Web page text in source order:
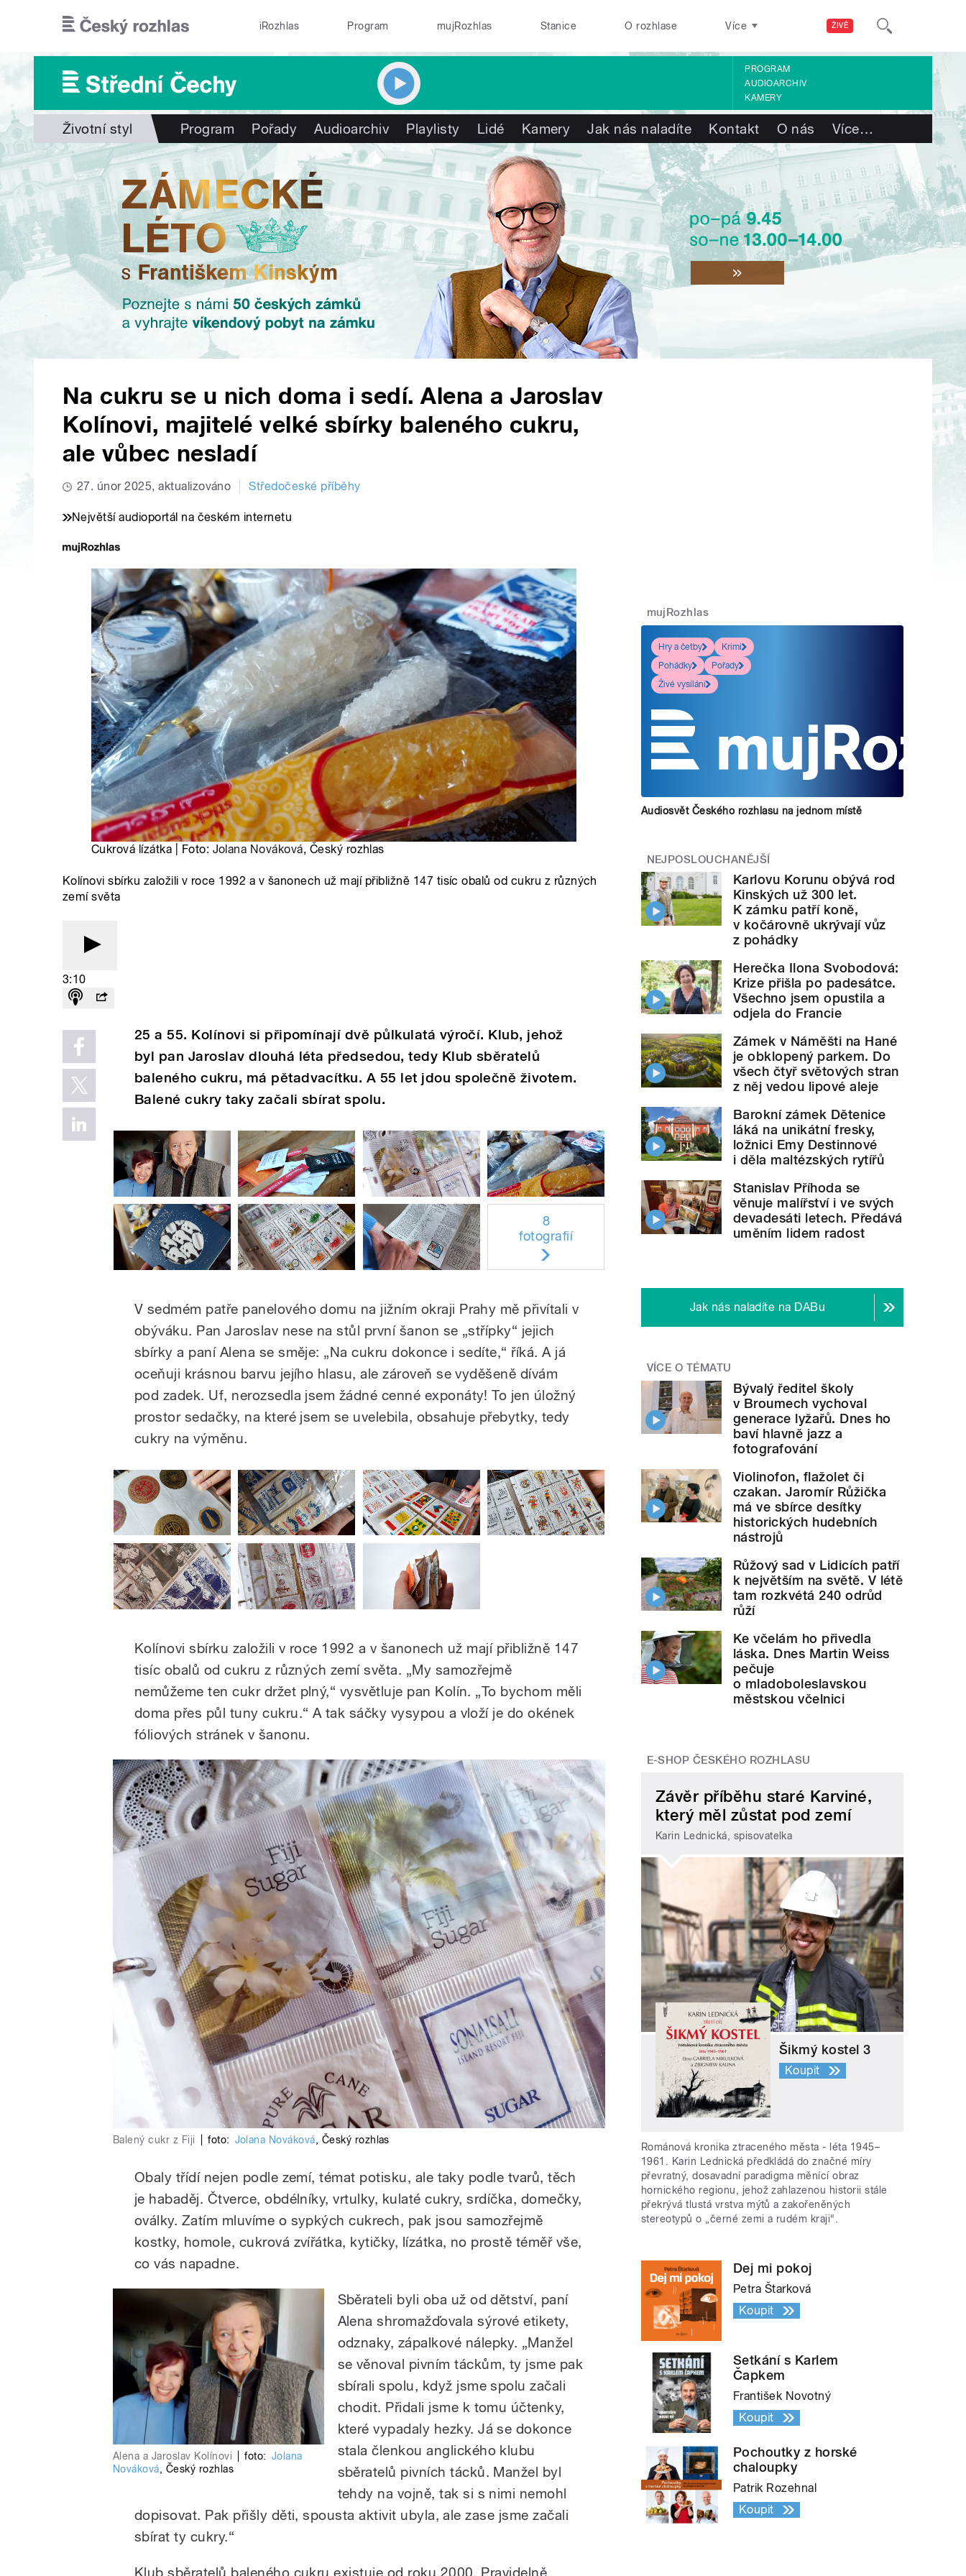
ŽIVĚ
iRozhlas Program mujRozhlas Stanice O rozhlase Více
PROGRAM
AUDIOARCHIV
KAMERY
Životní styl Program Pořady Audioarchiv Playlisty Lidé Kamery Jak nás naladíte Kontakt O nás Více…
Na cukru se u nich doma i sedí. Alena a Jaroslav
Kolínovi, majitelé velké sbírky baleného cukru,
ale vůbec nesladí
27. únor 2025, aktualizováno Středočeské příběhy
Největší audioportál na českém internetu
Cukrová lízátka | Foto: Jolana Nováková, Český rozhlas
Kolínovi sbírku založili v roce 1992 a v šanonech už mají přibližně 147 tisíc obalů od cukru z různých
zemí světa
3:10
25 a 55. Kolínovi si připomínají dvě půlkulatá výročí. Klub, jehož
byl pan Jaroslav dlouhá léta předsedou, tedy Klub sběratelů
baleného cukru, má pětadvacítku. A 55 let jdou společně životem.
Balené cukry taky začali sbírat spolu.
8
fotografií
V sedmém patře panelového domu na jižním okraji Prahy mě přivítali v
obýváku. Pan Jaroslav nese na stůl první šanon se „střípky“ jejich
sbírky a paní Alena se směje: „Na cukru dokonce i sedíte,“ říká. A já
oceňuji krásnou barvu jejího hlasu, ale zároveň se vyděšeně dívám
pod zadek. Uf, nerozsedla jsem žádné cenné exponáty! To jen úložný
prostor sedačky, na které jsem se uvelebila, obsahuje přebytky, tedy
cukry na výměnu.
Kolínovi sbírku založili v roce 1992 a v šanonech už mají přibližně 147
tisíc obalů od cukru z různých zemí světa. „My samozřejmě
nemůžeme ten cukr držet plný,“ vysvětluje pan Kolín. „To bychom měli
doma přes půl tuny cukru.“ A tak sáčky vysypou a vloží je do okének
fóliových stránek v šanonu.
Balený cukr z Fiji foto: Jolana Nováková, Český rozhlas
Obaly třídí nejen podle zemí, témat potisku, ale taky podle tvarů, těch
je habaděj. Čtverce, obdélníky, vrtulky, kulaté cukry, srdíčka, domečky,
oválky. Zatím mluvíme o sypkých cukrech, pak jsou samozřejmě
kostky, homole, cukrová zvířátka, kytičky, lízátka, no prostě téměř vše,
co vás napadne.
Alena a Jaroslav Kolínovi foto: Jolana
Nováková, Český rozhlas
Sběrateli byli oba už od dětství, paní
Alena shromažďovala sýrové etikety,
odznaky, zápalkové nálepky. „Manžel
se věnoval pivním táckům, ty jsme pak
sbírali spolu, když jsme spolu začali
chodit. Přidali jsme k tomu účtenky,
které vypadaly hezky. Já se dokonce
stala členkou anglického klubu
sběratelů pivních tácků. Manžel byl
tehdy na vojně, tak si s nimi nemohl
dopisovat. Pak přišly děti, spousta aktivit ubyla, ale zase jsme začali
sbírat ty cukry.“
Klub sběratelů baleného cukru existuje od roku 2000. Pravidelně
mujRozhlas
Hry a četby
Krimi
Pohádky
Pořady
Živé vysílání
Audiosvět Českého rozhlasu na jednom místě
NEJPOSLOUCHANĚJŠÍ
Karlovu Korunu obývá rod
Kinských už 300 let.
K zámku patří koně,
v kočárovně ukrývají vůz
z pohádky
Herečka Ilona Svobodová:
Krize přišla po padesátce.
Všechno jsem opustila a
odjela do Francie
Zámek v Náměšti na Hané
je obklopený parkem. Do
všech čtyř světových stran
z něj vedou lipové aleje
Barokní zámek Dětenice
láká na unikátní fresky,
ložnici Emy Destinnové
i děla maltézských rytířů
Stanislav Příhoda se
věnuje malířství i ve svých
devadesáti letech. Předává
uměním lidem radost
Jak nás naladíte na DABu
VÍCE O TÉMATU
Bývalý ředitel školy
v Broumech vychoval
generace lyžařů. Dnes ho
baví hlavně jazz a
fotografování
Violinofon, flažolet či
czakan. Jaromír Růžička
má ve sbírce desítky
historických hudebních
nástrojů
Růžový sad v Lidicích patří
k největším na světě. V létě
tam rozkvétá 240 odrůd
růží
Ke včelám ho přivedla
láska. Dnes Martin Weiss
pečuje
o mladoboleslavskou
městskou včelnici
E-SHOP ČESKÉHO ROZHLASU
Závěr příběhu staré Karviné,
který měl zůstat pod zemí
Karin Lednická, spisovatelka
Šikmý kostel 3
Koupit
Románová kronika ztraceného města - léta 1945–
1961. Karin Lednická předkládá do značné míry
převratný, dosavadní paradigma měnící obraz
hornického regionu, jehož zahlazenou historii stále
překrývá tlustá vrstva mýtů a zakořeněných
stereotypů o „černé zemi a rudém kraji“.
Dej mi pokoj
Petra Štarková
Koupit
Setkání s Karlem
Čapkem
František Novotný
Koupit
Pochoutky z horské
chaloupky
Patrik Rozehnal
Koupit